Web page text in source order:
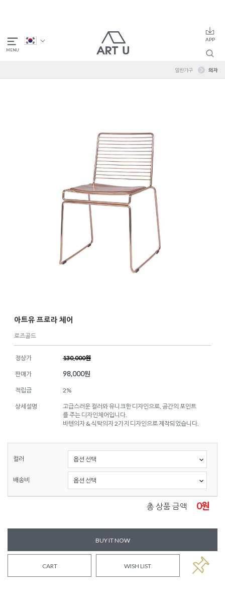
일반가구 의자
아트유 프로라 체어
로즈골드
정상가 130,000원
판매가 98,000원
적립금 2%
상세설명
고급스러운 컬러와 유니크한 디자인으로, 공간의 포인트
를 주는 디자인체어입니다.
바텐의자 & 식탁의자 2가지 디자인으로 제작되었습니다.
컬러
배송비
총 상품 금액 0원
BUY IT NOW
CART WISH LIST